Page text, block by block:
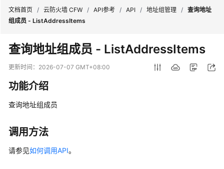
最
新
动
品
绍
计
文档首页 / 云防火墙 CFW / API参考 / API / 地址组管理 / 查询地址
组成员 - ListAddressItems
查询地址组成员 - ListAddressItems
更新时间： 2026-07-07 GMT+08:00
功能介绍
查询地址组成员
调用方法
请参见如何调用API。